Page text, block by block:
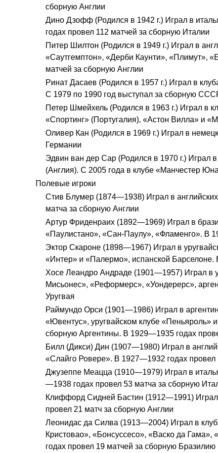
сборную Англии
Дино Дзофф (Родился в 1942 г.) Играл в
годах провел 112 матчей за сборную Италии
Питер Шилтон (Родился в 1949 г.) Играл в
«Саутгемптон», «Дерби Каунти», «Плимут»,
матчей за сборную Англии
Ринат Дасаев (Родился в 1957 г.) Играл в
С 1979 по 1990 год выступал за сборную
Петер Шмейхель (Родился в 1963 г.) Играл в
«Спортинг» (Португалия), «Астон Вилла» и
Оливер Кан (Родился в 1969 г.) Играл в
Германии
Эдвин ван дер Сар (Родился в 1970 г.) Играл
(Англия). С 2005 года в клубе «Манчестер
Полевые игроки
Стив Блумер (1874—1938) Играл в
матча за сборную Англии
Артур Фриденраих (1892—1969) Играл в
«Паулистано», «Сан-Паулу», «Фламенго». В
Эктор Скароне (1898—1967) Играл в
«Интер» и «Палермо», испанской
Хосе Леандро Андраде (1901—1957) Играл в
Мисьонес», «Реформерс», «Уондерерс»,
Уругвая
Раймундо Орси (1901—1986) Играл в
«Ювентус», уругвайском клубе «Пеньяроль»
сборную Аргентины. В 1929—1935 годах
Билл (Дикси) Дин (1907—1980) Играл в
«Слайго Ровере». В 1927—1932 годах провел
Джузеппе Меацца (1910—1979) Играл в
—1938 годах провел 53 матча за сборную
Клиффорд Сидней Бастин (1912—1991) Играл
провел 21 матч за сборную Англии
Леонидас да Силва (1913—2004) Играл в
Кристовао», «Бонсуссесо», «Васко да
годах провел 19 матчей за сборную Бразилию